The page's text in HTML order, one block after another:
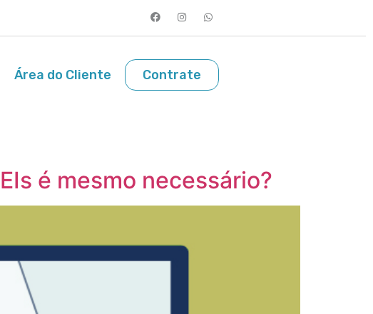
Área do Cliente Contrate
é mesmo necessário?